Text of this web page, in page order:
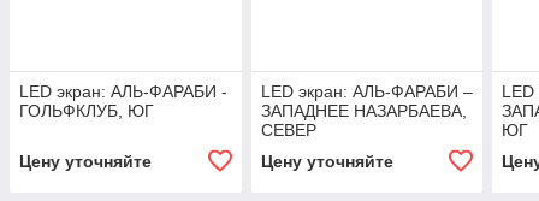
LED экран: АЛЬ-ФАРАБИ -
ГОЛЬФКЛУБ, ЮГ
Цену уточняйте
LED экран: АЛЬ-ФАРАБИ –
ЗАПАДНЕЕ НАЗАРБАЕВА,
СЕВЕР
Цену уточняйте
ЮГ